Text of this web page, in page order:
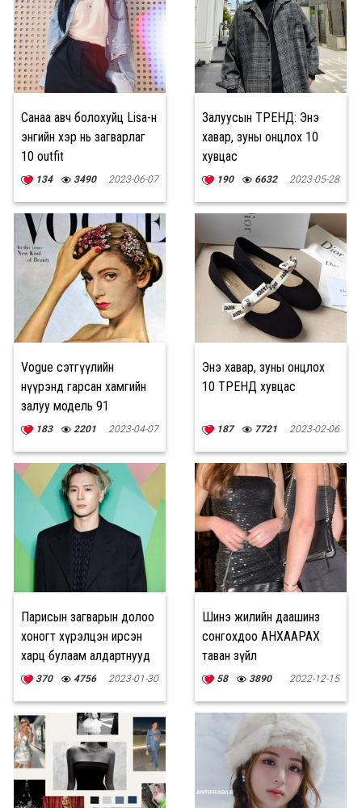
Санаа авч болохуйц Lisa-н
энгийн хэр нь загварлаг
10 outfit
134 3490 2023-06-07
Залуусын ТРЕНД: Энэ
хавар, зуны онцлох 10
хувцас
190 6632 2023-05-28
Vogue сэтгүүлийн
нүүрэнд гарсан хамгийн
залуу модель 91
насандаа дахин нэг удаа
183 2201 2023-04-07
Энэ хавар, зуны онцлох
10 ТРЕНД хувцас
187 7721 2023-02-06
Парисын загварын долоо
хоногт хүрэлцэн ирсэн
харц булаам алдартнууд
370 4756 2023-01-30
Шинэ жилийн даашинз
сонгохдоо АНХААРАХ
таван зүйл
58 3890 2022-12-15